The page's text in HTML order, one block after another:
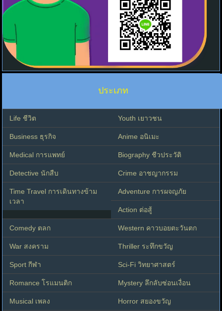
ประเภท
Life ชีวิต Youth เยาวชน
Business ธุรกิจ Anime อนิเมะ
Medical การแพทย์ Biography ชีวประวัติ
Detective นักสืบ Crime อาชญากรรม
Time Travel การเดินทางข้าม
เวลา
Adventure การผจญภัย
Action ต่อสู้
Comedy ตลก Western คาวบอยตะวันตก
War สงคราม Thriller ระทึกขวัญ
Sport กีฬา Sci-Fi วิทยาศาสตร์
Romance โรแมนติก Mystery ลึกลับซ่อนเงื่อน
Musical เพลง Horror สยองขวัญ